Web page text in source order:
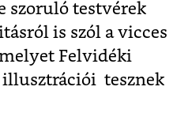
szoruló testvérek
is szól a vicces
Felvidéki
illusztrációi tesznek